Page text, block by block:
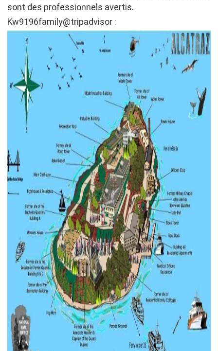
sont des professionnels avertis.
Kw9196family@tripadvisor :